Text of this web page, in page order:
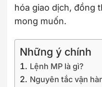
hóa giao dịch, đồng
mong muốn.
Những ý chính
Lệnh MP là gì?
Nguyên tắc vận